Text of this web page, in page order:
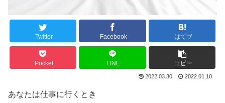
Twitter Facebook はてブ
Pocket LINE コピー
2022.03.30 2022.01.10
あなたは仕事に行くとき